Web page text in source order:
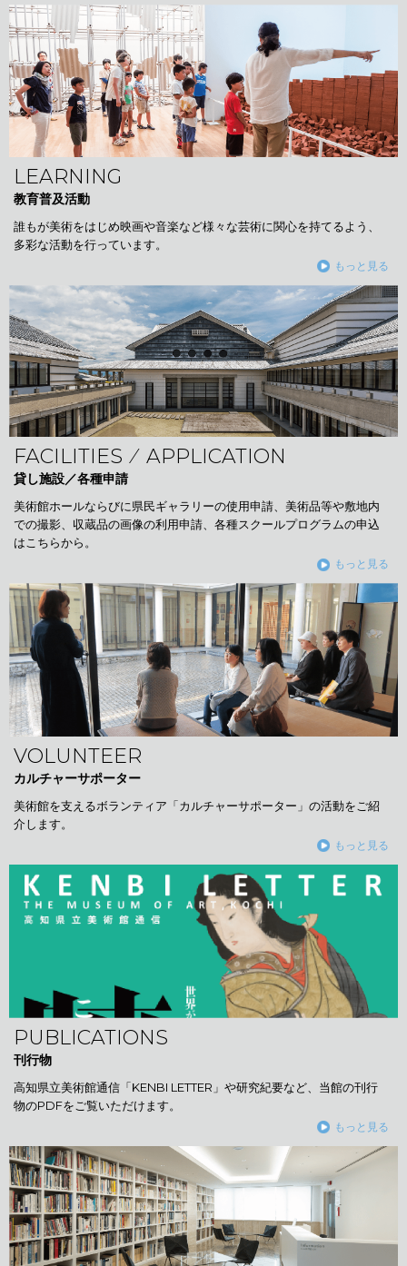
LEARNING
教育普及活動
誰もが美術をはじめ映画や音楽など様々な芸術に関心を持てるよう、
多彩な活動を行っています。
もっと見る
FACILITIES ⁄ APPLICATION
貸し施設／各種申請
美術館ホールならびに県民ギャラリーの使用申請、美術品等や敷地内
での撮影、収蔵品の画像の利用申請、各種スクールプログラムの申込
はこちらから。
もっと見る
VOLUNTEER
カルチャーサポーター
美術館を支えるボランティア「カルチャーサポーター」の活動をご紹
介します。
もっと見る
PUBLICATIONS
刊行物
高知県立美術館通信「KENBI LETTER」や研究紀要など、当館の刊行
物のPDFをご覧いただけます。
もっと見る